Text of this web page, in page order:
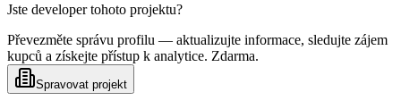
Jste developer tohoto projektu?
Převezměte správu profilu — aktualizujte informace, sledujte zájem
kupců a získejte přístup k analytice. Zdarma.
Spravovat projekt